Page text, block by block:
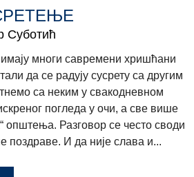
Суботић
многи савремени хришћани
да се радују сусрету са другим
са неким у свакодневном
погледа у очи, а све више
Разговор се често своди
поздраве. И да није слава и...